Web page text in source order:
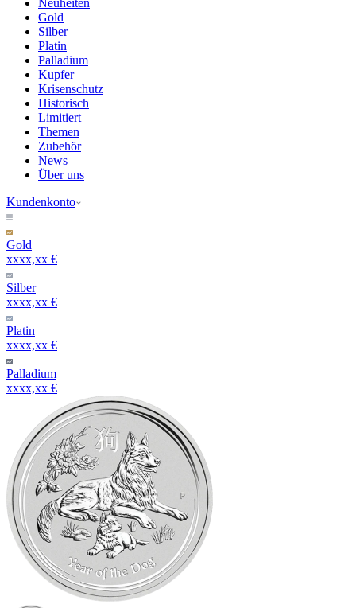
Neuheiten
Gold
Silber
Platin
Palladium
Kupfer
Krisenschutz
Historisch
Limitiert
Themen
Zubehör
News
Über uns
Kundenkonto
Gold
xxxx,xx €
Silber
xxxx,xx €
Platin
xxxx,xx €
Palladium
xxxx,xx €